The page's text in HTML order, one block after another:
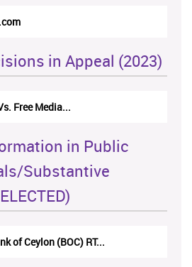
in Appeal (2023)
Free Media...
in Public
Substantive
of Ceylon (BOC) RT...